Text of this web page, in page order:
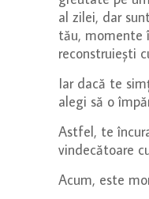
al zilei, dar
tău, momente
reconstruiești
Iar dacă te
alegi să o
Astfel, te
vindecătoare
Acum, este